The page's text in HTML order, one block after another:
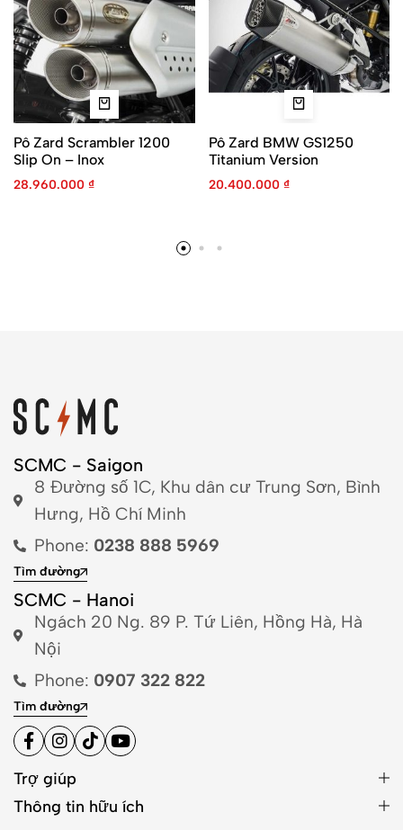
Pô Zard Scrambler 1200
Slip On – Inox
28.960.000 ₫
Pô Zard BMW GS1250
Titanium Version
20.400.000 ₫
SCMC - Saigon
8 Đường số 1C, Khu dân cư Trung Sơn, Bình
Hưng, Hồ Chí Minh
Phone: 0238 888 5969
Tìm đường
SCMC - Hanoi
Ngách 20 Ng. 89 P. Tứ Liên, Hồng Hà, Hà
Nội
Phone: 0907 322 822
Tìm đường
Trợ giúp
Thông tin hữu ích